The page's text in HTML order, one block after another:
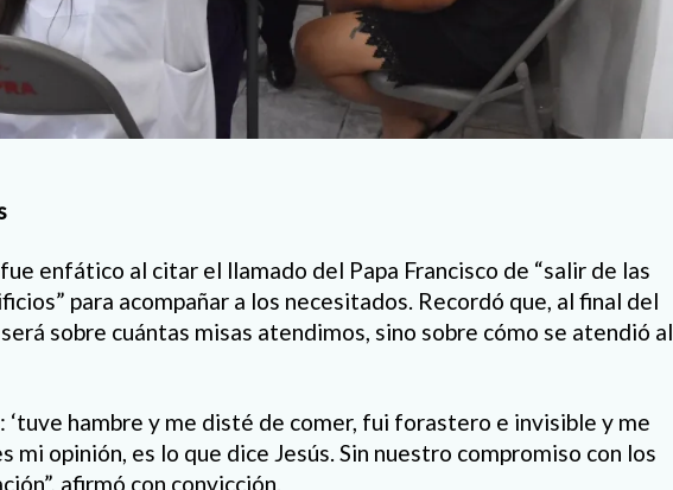
enfático al citar el llamado del Papa Francisco de “salir de las
para acompañar a los necesitados. Recordó que, al final del
sobre cuántas misas atendimos, sino sobre cómo se atendió al
‘tuve hambre y me disté de comer, fui forastero e invisible y me
mi opinión, es lo que dice Jesús. Sin nuestro compromiso con los
afirmó con convicción.